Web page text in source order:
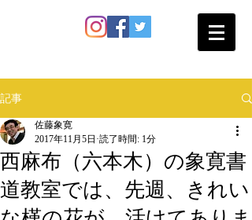
記事
西麻布（六本木）の象寛書
道教室では、先週、きれい
佐藤象寛
2017年11月5日 読了時間: 1分